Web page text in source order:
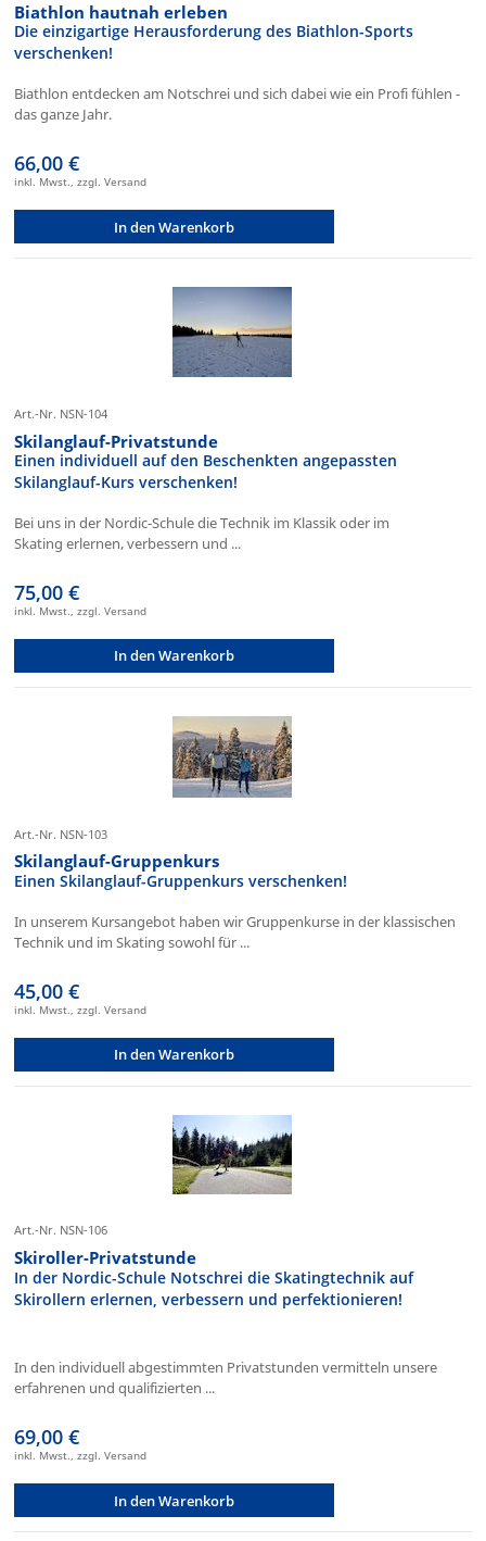
Biathlon hautnah erleben
Die einzigartige Herausforderung des Biathlon-Sports
verschenken!
Biathlon entdecken am Notschrei und sich dabei wie ein Profi fühlen -
das ganze Jahr.
66,00 €
inkl. Mwst., zzgl. Versand
In den Warenkorb
Art.-Nr. NSN-104
Skilanglauf-Privatstunde
Einen individuell auf den Beschenkten angepassten
Skilanglauf-Kurs verschenken!
Bei uns in der Nordic-Schule die Technik im Klassik oder im
Skating erlernen, verbessern und ...
75,00 €
inkl. Mwst., zzgl. Versand
In den Warenkorb
Art.-Nr. NSN-103
Skilanglauf-Gruppenkurs
Einen Skilanglauf-Gruppenkurs verschenken!
In unserem Kursangebot haben wir Gruppenkurse in der klassischen
Technik und im Skating sowohl für ...
45,00 €
inkl. Mwst., zzgl. Versand
In den Warenkorb
Art.-Nr. NSN-106
Skiroller-Privatstunde
In der Nordic-Schule Notschrei die Skatingtechnik auf
Skirollern erlernen, verbessern und perfektionieren!
In den individuell abgestimmten Privatstunden vermitteln unsere
erfahrenen und qualifizierten ...
69,00 €
inkl. Mwst., zzgl. Versand
In den Warenkorb